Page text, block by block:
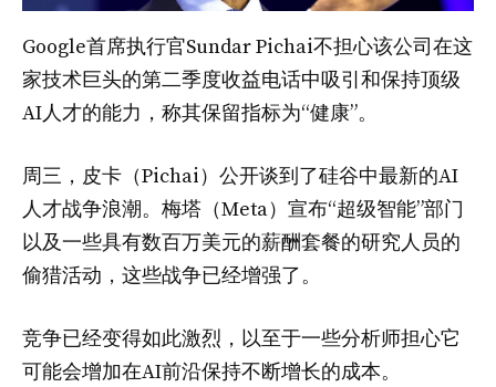
Google首席执行官Sundar Pichai不担心该公司在这
家技术巨头的第二季度收益电话中吸引和保持顶级
AI人才的能力，称其保留指标为“健康”。
周三，皮卡（Pichai）公开谈到了硅谷中最新的AI
人才战争浪潮。梅塔（Meta）宣布“超级智能”部门
以及一些具有数百万美元的薪酬套餐的研究人员的
偷猎活动，这些战争已经增强了。
竞争已经变得如此激烈，以至于一些分析师担心它
可能会增加在AI前沿保持不断增长的成本。